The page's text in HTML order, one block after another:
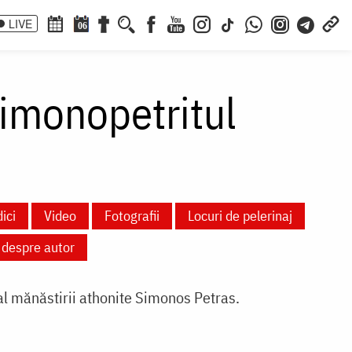
LIVE 06
Video Fotografii
Locuri de pelerinaj
autor
mănăstirii athonite Simonos Petras.